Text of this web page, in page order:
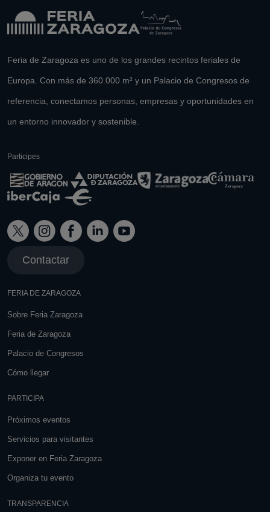
Feria de Zaragoza es uno de los grandes recintos feriales de
Europa. Con más de 360.000 m² y un Palacio de Congresos de
referencia, conectamos personas, empresas y oportunidades en
un entorno innovador y sostenible.
Participes
Contactar
FERIA DE ZARAGOZA
Sobre Feria Zaragoza
Feria de Zaragoza
Palacio de Congresos
Cómo llegar
PARTICIPA
Próximos eventos
Servicios para visitantes
Exponer en Feria Zaragoza
Organiza tu evento
TRANSPARENCIA